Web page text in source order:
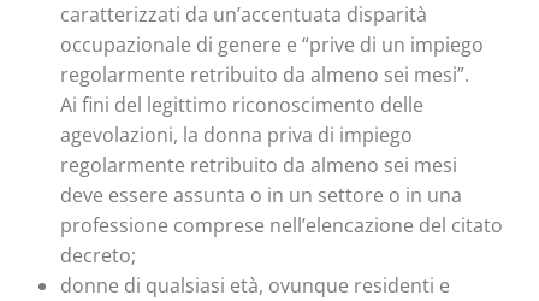
caratterizzati da un’accentuata disparità
occupazionale di genere e “prive di un impiego
regolarmente retribuito da almeno sei mesi”.
Ai fini del legittimo riconoscimento delle
agevolazioni, la donna priva di impiego
regolarmente retribuito da almeno sei mesi
deve essere assunta o in un settore o in una
professione comprese nell’elencazione del citato
decreto;
donne di qualsiasi età, ovunque residenti e